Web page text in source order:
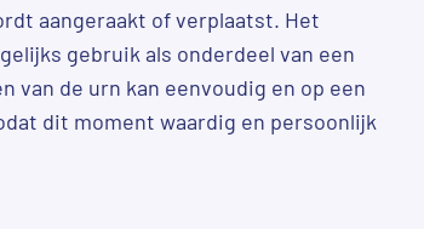
aangeraakt of verplaatst. Het
gebruik als onderdeel van een
van de urn kan eenvoudig en op een
dit moment waardig en persoonlijk